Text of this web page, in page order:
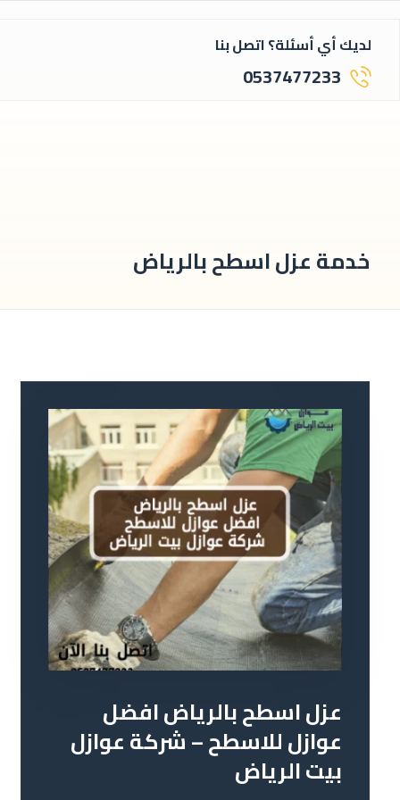
لديك أي أسئلة؟ اتصل بنا
0537477233
خدمة عزل اسطح بالرياض
عزل اسطح بالرياض افضل
عوازل للاسطح – شركة عوازل
بيت الرياض